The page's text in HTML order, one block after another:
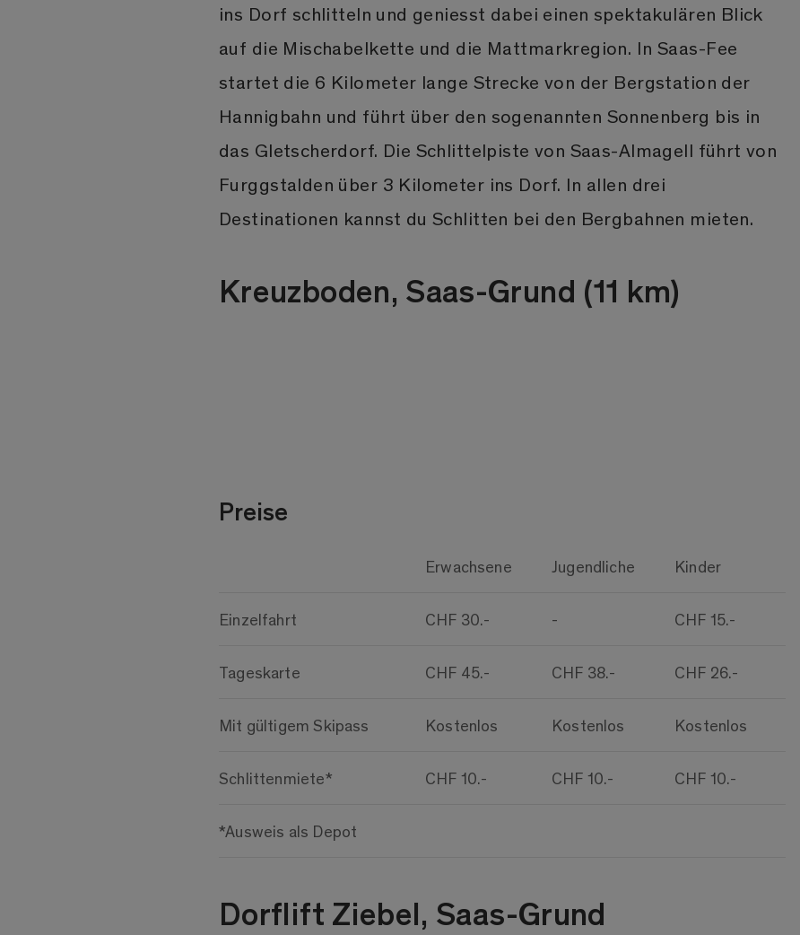
ins Dorf schlitteln und geniesst dabei einen spektakulären Blick
auf die Mischabelkette und die Mattmarkregion. In Saas-Fee
startet die 6 Kilometer lange Strecke von der Bergstation der
Hannigbahn und führt über den sogenannten Sonnenberg bis in
das Gletscherdorf. Die Schlittelpiste von Saas-Almagell führt von
Furggstalden über 3 Kilometer ins Dorf. In allen drei
Destinationen kannst du Schlitten bei den Bergbahnen mieten.
Kreuzboden, Saas-Grund (11 km)
Preise
Erwachsene Jugendliche Kinder
Einzelfahrt CHF 30.- - CHF 15.-
Tageskarte CHF 45.- CHF 38.- CHF 26.-
Mit gültigem Skipass Kostenlos Kostenlos Kostenlos
Schlittenmiete* CHF 10.- CHF 10.- CHF 10.-
*Ausweis als Depot
Dorflift Ziebel, Saas-Grund